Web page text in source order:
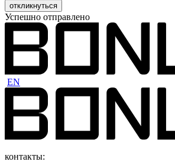
откликнуться
Успешно отправлено
EN
контакты: